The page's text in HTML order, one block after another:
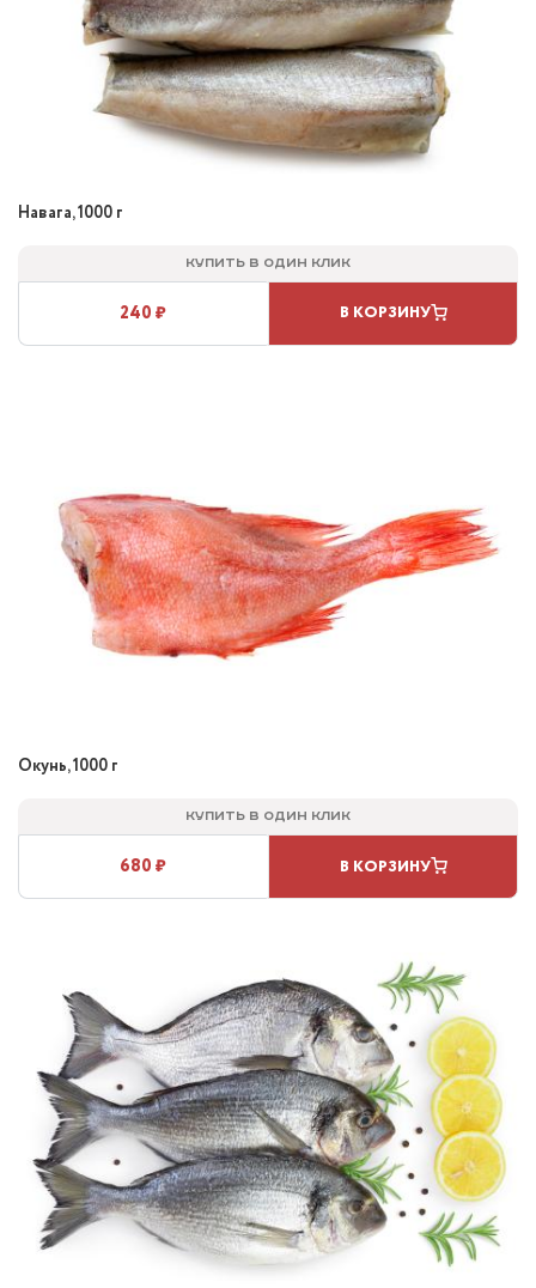
Навага, 1000 г
Купить в один клик
240 ₽ В КОРЗИНУ
Окунь, 1000 г
Купить в один клик
680 ₽ В КОРЗИНУ